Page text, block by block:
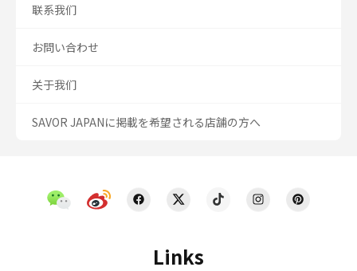
Links
联系我们
お問い合わせ
关于我们
SAVOR JAPANに掲載を希望される店舗の方へ